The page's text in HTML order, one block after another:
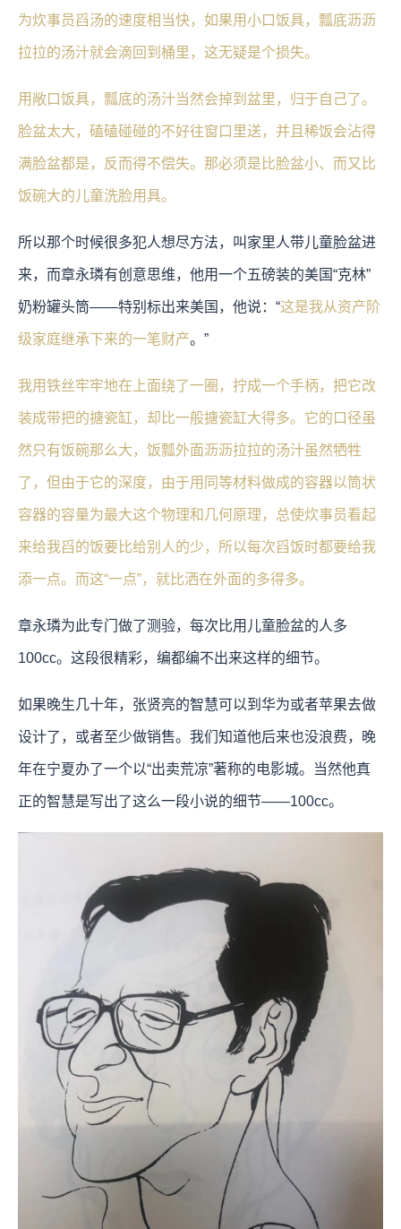
为炊事员舀汤的速度相当快，如果用小口饭具，瓢底沥沥
拉拉的汤汁就会滴回到桶里，这无疑是个损失。
用敞口饭具，瓢底的汤汁当然会掉到盆里，归于自己了。
脸盆太大，磕磕碰碰的不好往窗口里送，并且稀饭会沾得
满脸盆都是，反而得不偿失。那必须是比脸盆小、而又比
饭碗大的儿童洗脸用具。
所以那个时候很多犯人想尽方法，叫家里人带儿童脸盆进
来，而章永璘有创意思维，他用一个五磅装的美国“克林”
奶粉罐头筒——特别标出来美国，他说：“这是我从资产阶
级家庭继承下来的一笔财产。”
我用铁丝牢牢地在上面绕了一圈，拧成一个手柄，把它改
装成带把的搪瓷缸，却比一般搪瓷缸大得多。它的口径虽
然只有饭碗那么大，饭瓢外面沥沥拉拉的汤汁虽然牺牲
了，但由于它的深度，由于用同等材料做成的容器以筒状
容器的容量为最大这个物理和几何原理，总使炊事员看起
来给我舀的饭要比给别人的少，所以每次舀饭时都要给我
添一点。而这“一点”，就比洒在外面的多得多。
章永璘为此专门做了测验，每次比用儿童脸盆的人多
100cc。这段很精彩，编都编不出来这样的细节。
如果晚生几十年，张贤亮的智慧可以到华为或者苹果去做
设计了，或者至少做销售。我们知道他后来也没浪费，晚
年在宁夏办了一个以“出卖荒凉”著称的电影城。当然他真
正的智慧是写出了这么一段小说的细节——100cc。